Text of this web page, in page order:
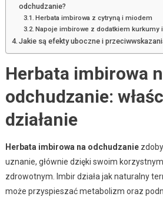
odchudzanie?
Herbata imbirowa z cytryną i miodem
Napoje imbirowe z dodatkiem kurkumy
Jakie są efekty uboczne i
Herbata imbirowa
odchudzanie:
działanie
Herbata imbirowa na odchudzanie
uznanie, głównie dzięki swoim
zdrowotnym. Imbir działa jak naturalny
może przyspieszać metabolizm oraz